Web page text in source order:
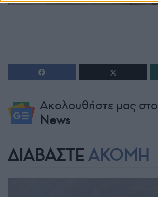
Ακολουθήστε μας στο
News
ΔΙΑΒΑΣΤΕ ΑΚΟΜΗ